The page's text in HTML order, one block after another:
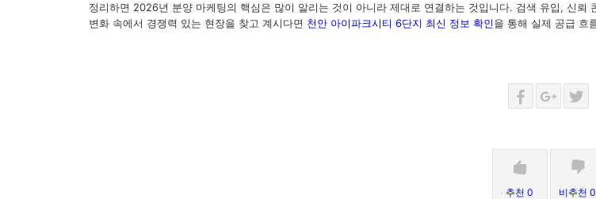
정리하면 2026년 분양 마케팅의 핵심은 많이 알리는 것이 아니라 제대로 연결하는 것입니다. 검색 유입, 신
변화 속에서 경쟁력 있는 현장을 찾고 계시다면 천안 아이파크시티 6단지 최신 정보 확인을 통해 실제 공급 흐
추천 0 비추천 0